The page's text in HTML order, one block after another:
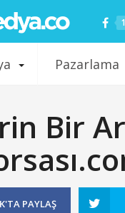
Pazarlama
Bir
PAYLAŞ